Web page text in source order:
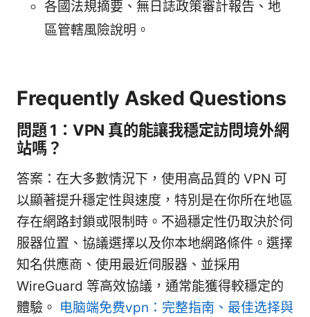
各國法規摘要、無日誌政策審計報告、地
區管轄風險說明。
Frequently Asked Questions
問題 1：VPN 真的能讓我穩定訪問境外網
站嗎？
答案：在大多數情況下，使用高品質的 VPN 可
以顯著提升穩定性與速度，特別是在你所在地區
存在網路封鎖或限制時。不過穩定性仍取決於伺
服器位置、協議選擇以及你本地網路條件。選擇
知名供應商、使用最近伺服器、並採用
WireGuard 等高效協議，通常能獲得較穩定的
體驗。 电脑端免费vpn：完整指南、最佳选择與